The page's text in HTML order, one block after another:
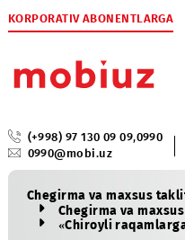
KORPORATIV ABONENTLARGA
(+998) 97 130 09 09
0990@mobi.uz
Chegirma va maxsus
Chegirma va